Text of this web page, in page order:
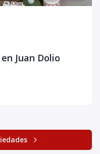
Juan Dolio